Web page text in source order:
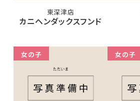
東深津店
カニヘンダックスフンド
女の子 女の子